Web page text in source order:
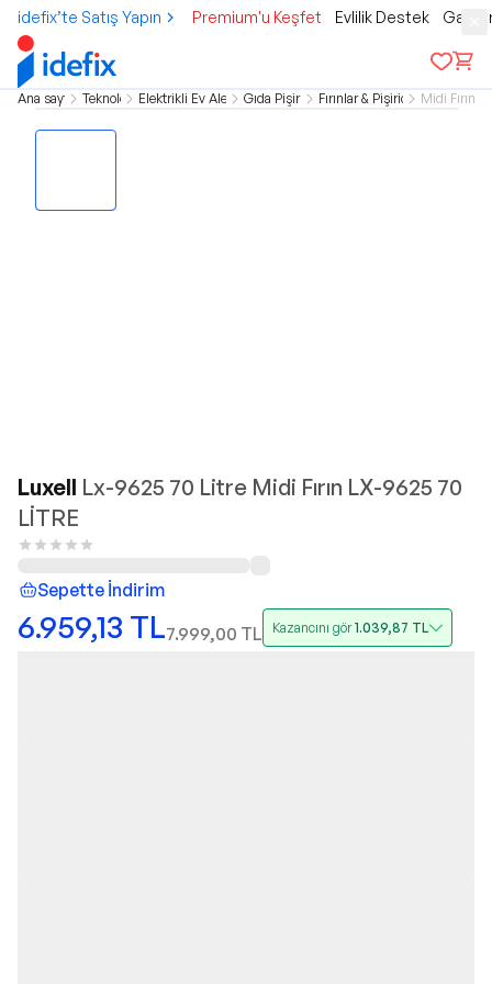
idefix’te Satış Yapın Premium'u Keşfet Evlilik Destek
Ana sayfa Teknoloji Elektrikli Ev AletleriGıda Pişirme Fırınlar & PişiricilerMidi Fırınlar
Luxell Lx-9625 70 Litre Midi Fırın LX-9625 70
LİTRE
Sepette İndirim
6.959,13 TL7.999,00 TL Kazancını gör1.039,87 TL